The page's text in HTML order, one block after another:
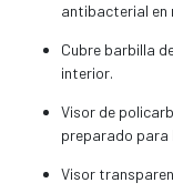
antibacterial en
Cubre barbilla
interior.
Visor de
preparado para
Visor